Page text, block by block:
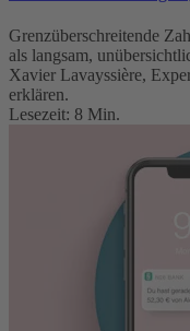
Grenzüberschreitende
als langsam,
Xavier Lavayssière,
erklären.
Lesezeit: 8 Min.